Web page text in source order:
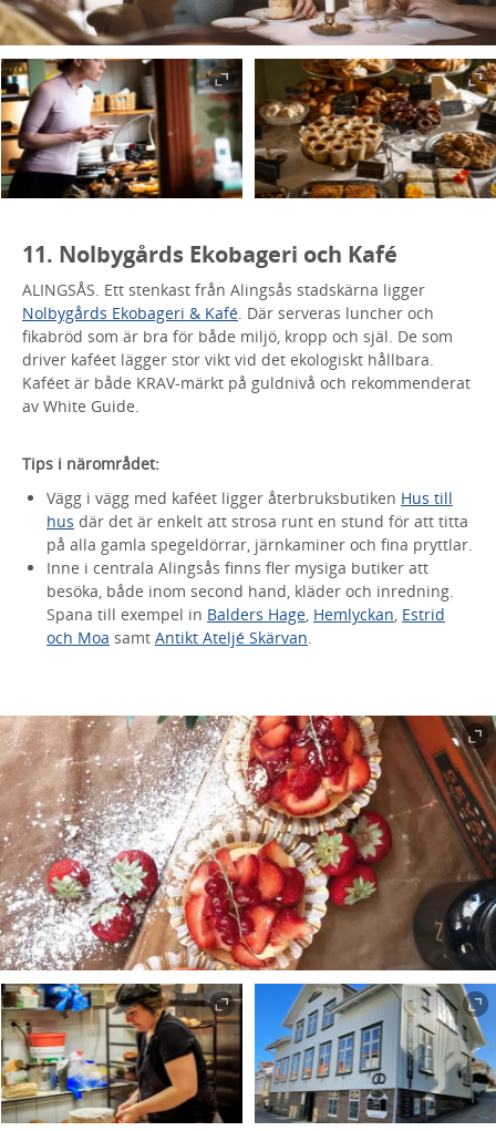
11. Nolbygårds Ekobageri och Kafé
ALINGSÅS. Ett stenkast från Alingsås stadskärna ligger
Nolbygårds Ekobageri & Kafé. Där serveras luncher och
fikabröd som är bra för både miljö, kropp och själ. De som
driver kaféet lägger stor vikt vid det ekologiskt hållbara.
Kaféet är både KRAV-märkt på guldnivå och rekommenderat
av White Guide.
Tips i närområdet:
Vägg i vägg med kaféet ligger återbruksbutiken Hus till
hus där det är enkelt att strosa runt en stund för att titta
på alla gamla spegeldörrar, järnkaminer och fina pryttlar.
Inne i centrala Alingsås finns fler mysiga butiker att
besöka, både inom second hand, kläder och inredning.
Spana till exempel in Balders Hage, Hemlyckan, Estrid
och Moa samt Antikt Ateljé Skärvan.